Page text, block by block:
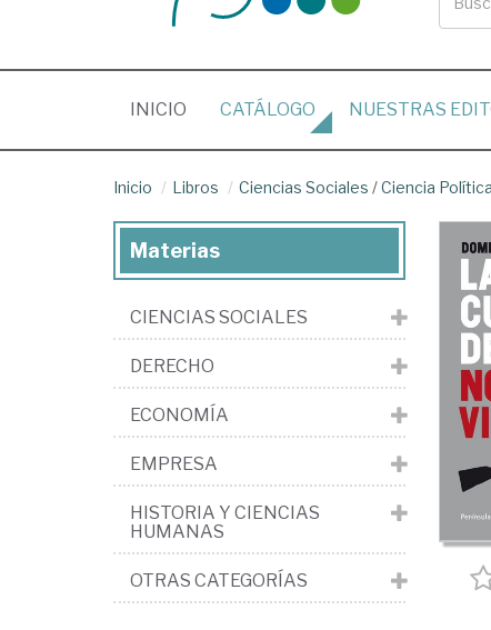
INICIO (CURRENT)
CATÁLOGO NUESTRAS
Inicio Libros Ciencias Sociales /Ciencia Política
Materias
CIENCIAS SOCIALES
DERECHO
ECONOMÍA
EMPRESA
HISTORIA Y CIENCIAS
HUMANAS
OTRAS CATEGORÍAS